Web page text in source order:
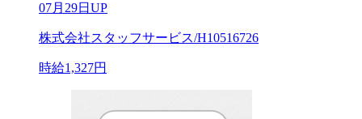
07月29日UP
株式会社スタッフサービス/H10516726
時給1,327円